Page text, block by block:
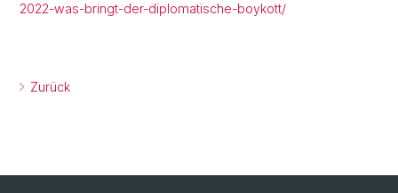
2022-was-bringt-der-diplomatische-boykott/
Zurück